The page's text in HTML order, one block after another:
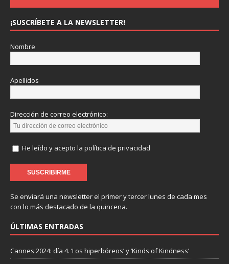
¡SUSCRÍBETE A LA NEWSLETTER!
Nombre
Apellidos
Dirección de correo electrónico:
He leído y acepto la política de privacidad
Se enviará una newsletter el primer y tercer lunes de cada mes
con lo más destacado de la quincena.
ÚLTIMAS ENTRADAS
Cannes 2024: día 4. ‘Los hiperbóreos’ y ‘Kinds of Kindness’